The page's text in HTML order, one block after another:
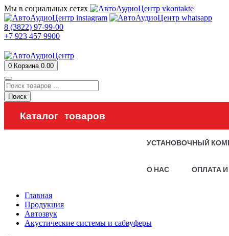
Мы в социальных сетях
8 (3822) 97-99-00
+7 923 457 9900
0 Корзина 0.00
Поиск
Каталог товаров
УСТАНОВОЧНЫЙ
О НАС ОПЛАТА
Главная
Продукция
Автозвук
Акустические системы и сабвуферы